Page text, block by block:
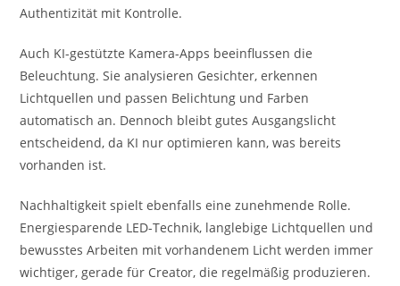
Authentizität mit Kontrolle.
Auch KI-gestützte Kamera-Apps beeinflussen die
Beleuchtung. Sie analysieren Gesichter, erkennen
Lichtquellen und passen Belichtung und Farben
automatisch an. Dennoch bleibt gutes Ausgangslicht
entscheidend, da KI nur optimieren kann, was bereits
vorhanden ist.
Nachhaltigkeit spielt ebenfalls eine zunehmende Rolle.
Energiesparende LED-Technik, langlebige Lichtquellen und
bewusstes Arbeiten mit vorhandenem Licht werden immer
wichtiger, gerade für Creator, die regelmäßig produzieren.